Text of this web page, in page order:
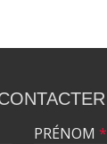
PRÉNOM *